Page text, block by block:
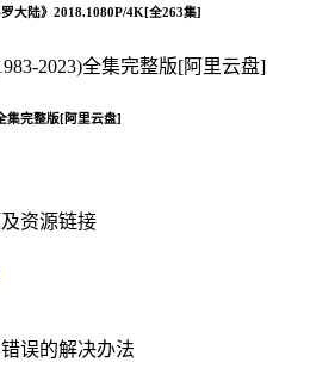
大陆》2018.1080P/4K[全263集]
集完整版[阿里云盘]